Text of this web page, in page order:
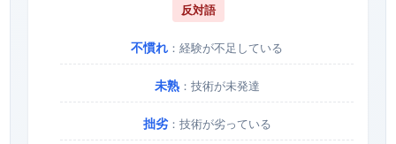
反対語
不慣れ ：経験が不足している
未熟：技術が未発達
拙劣：技術が劣っている